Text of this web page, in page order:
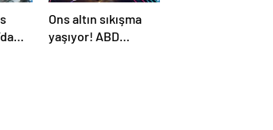
Ons altın sıkışma
yaşıyor! ABD